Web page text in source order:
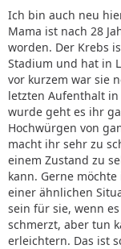
Ich bin auch neu
Mama ist nach 28
worden. Der Krebs
Stadium und hat in
vor kurzem war sie
letzten Aufenthalt
wurde geht es ihr
Hochwürgen von
macht ihr sehr zu
einem Zustand zu
kann. Gerne
einer ähnlichen
sein für sie, wenn
schmerzt, aber tun
erleichtern. Das ist